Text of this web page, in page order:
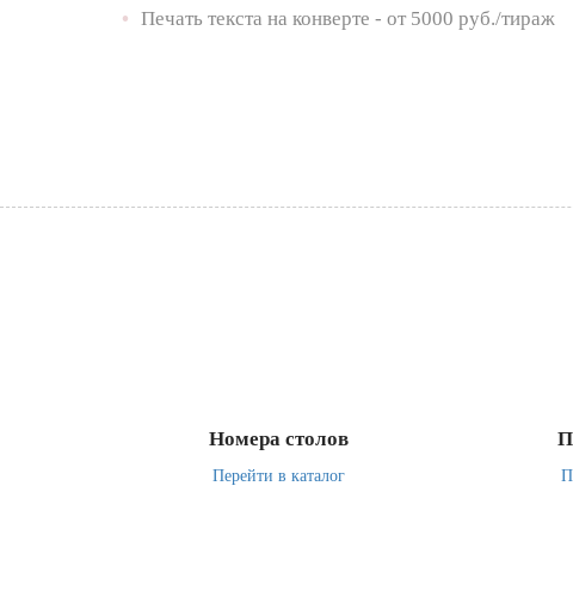
• Печать текста на конверте - от 5000 руб./тираж
Номера столов
Перейти в каталог